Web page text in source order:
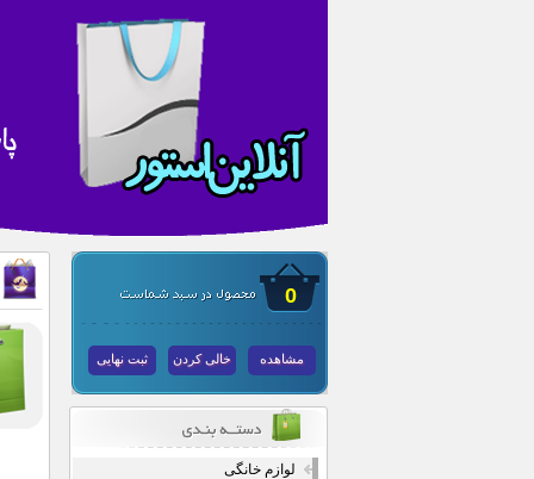
0
مشاهده خالی کردن ثبت نهایی
لوازم خانگی